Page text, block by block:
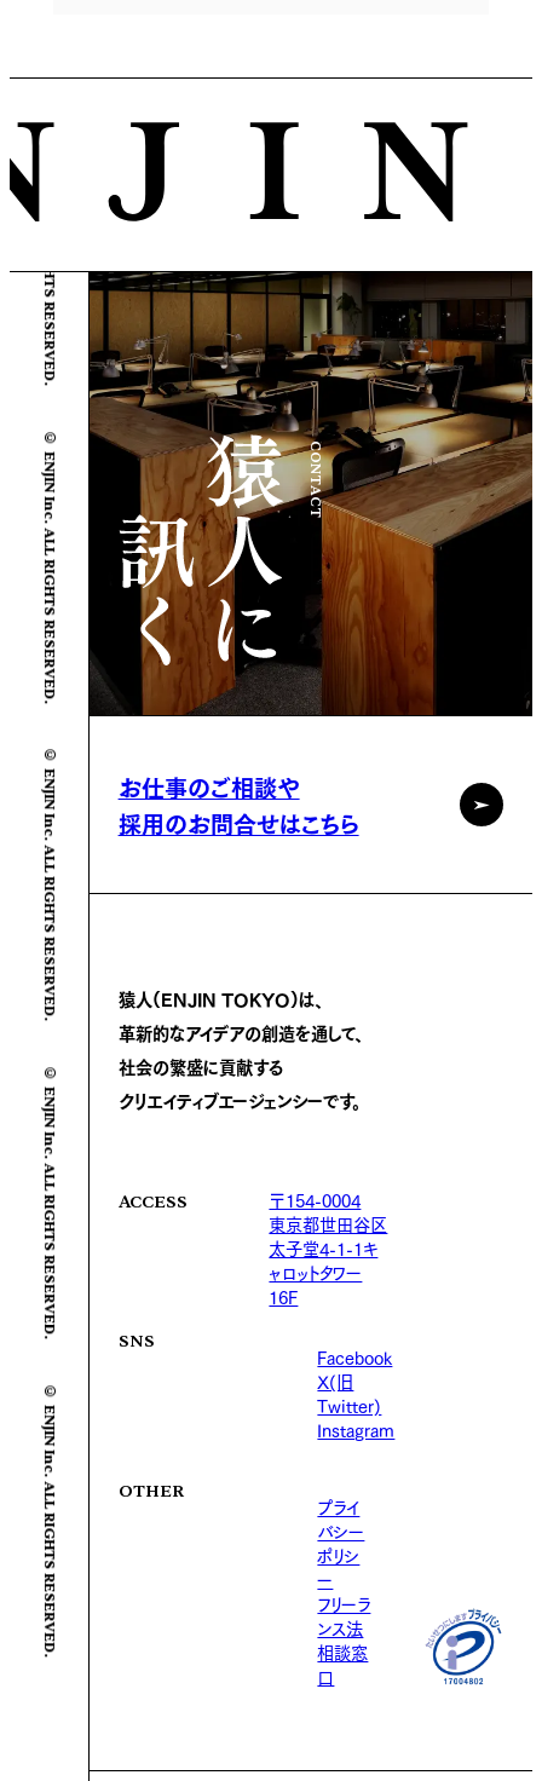
© ENJIN Inc. ALL RIGHTS RESERVED.
© ENJIN Inc. ALL RIGHTS RESERVED.
© ENJIN Inc. ALL RIGHTS RESERVED.
© ENJIN Inc. ALL RIGHTS RESERVED.
© ENJIN Inc. ALL RIGHTS RESERVED.
CONTACT
お仕事のご相談や
採用のお問合せはこちら
猿人(ENJIN TOKYO)は、
革新的なアイデアの創造を通して、
社会の繁盛に貢献する
クリエイティブエージェンシーです。
ACCESS
〒154-0004
東京都世田谷区
太子堂4-1-1キ
ャロットタワー
16F
SNS
Facebook
X(旧
Twitter)
Instagram
OTHER
プライ
バシー
ポリシ
ー
フリーラ
ンス法
相談窓
口